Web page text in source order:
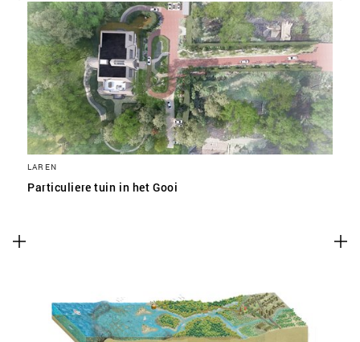
LAREN
Particuliere tuin in het Gooi